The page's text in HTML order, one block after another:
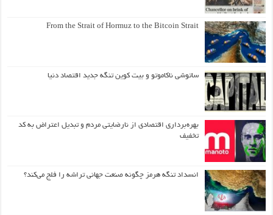
From the Strait of Hormuz to the Bitcoin Strait
ساتوشی ناکاموتو و بیت کوین تنگه جدید اقتصاد دنیا
بهره‌برداری اقتصادی از نارضایتی مردم و تبدیل اعتراض به کد
تخفیف
انسداد تنگه هرمز چگونه صنعت جهانی تراشه را فلج می‌کند؟